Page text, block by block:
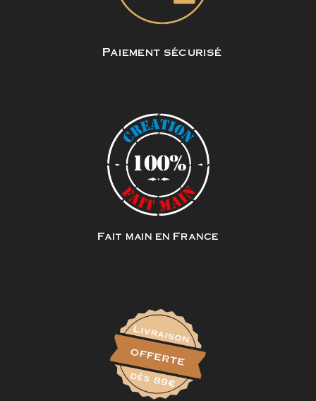
Paiement sécurisé
Fait main en France